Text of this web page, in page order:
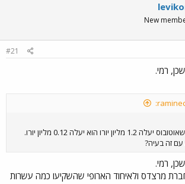
New
#21
רמי.
ואז במקום שאוטובוס יעלה 1.2 מליון יורו הוא יעלה 0.12 מליון יורו.
עם זה בעיה?
רמי.
מרצדס ולאיחוד הארופי שהשקיעו כמה עשרות